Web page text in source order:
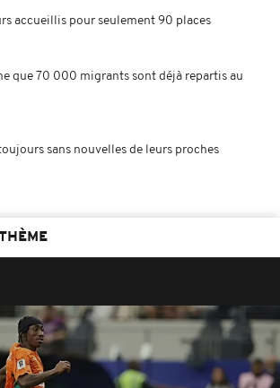
accueillis pour seulement 90 places
que 70 000 migrants sont déjà repartis au
sans nouvelles de leurs proches